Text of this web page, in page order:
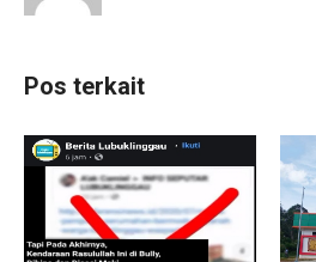
Pos terkait